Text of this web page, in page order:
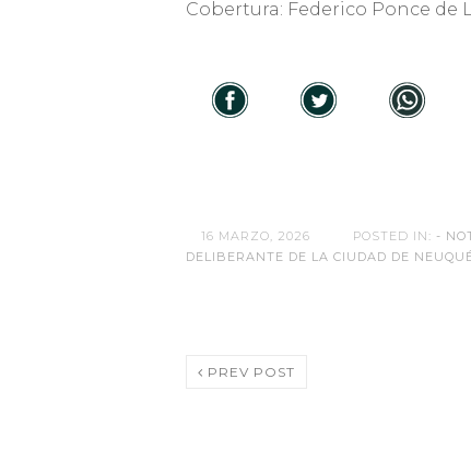
Cobertura: Federico Ponce de
16 MARZO, 2026 POSTED IN: -
DELIBERANTE DE LA CIUDAD DE
PREV POST